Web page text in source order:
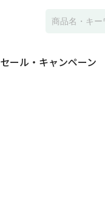
セール・キャンペーン